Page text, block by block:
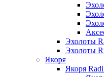
Эхолоты
Эхолоты
Якоря
Якоря